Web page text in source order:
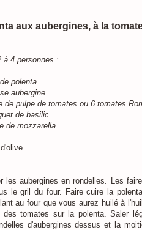
aux aubergines, à la
à 4 personnes :
polenta
aubergine
de pulpe de tomates ou 6 tomates
de basilic
de mozzarella
les aubergines en rondelles. Les
le gril du four. Faire cuire la
au four que vous aurez huilé à
des tomates sur la polenta. Saler
d'aubergines dessus et la